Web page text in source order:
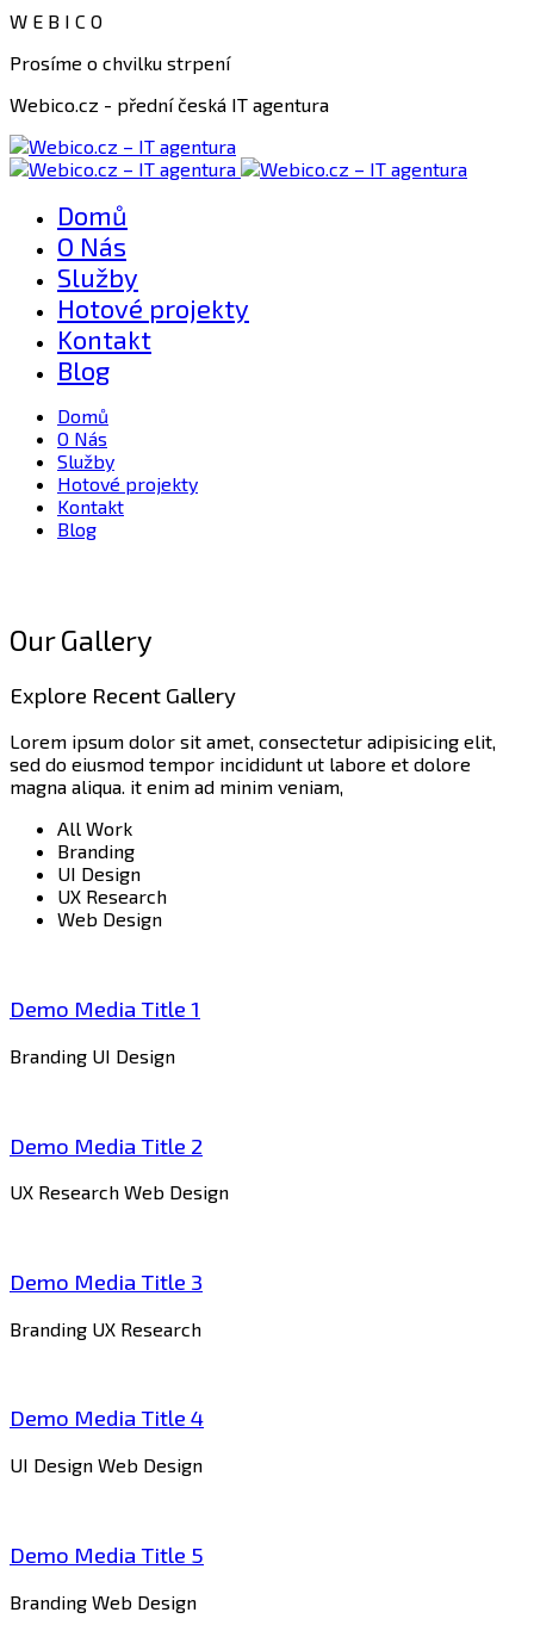
W E B I C O
Prosíme o chvilku strpení
Webico.cz - přední česká IT agentura
Domů
O Nás
Služby
Hotové projekty
Kontakt
Blog
Domů
O Nás
Služby
Hotové projekty
Kontakt
Blog
Our Gallery
Explore Recent Gallery
Lorem ipsum dolor sit amet, consectetur adipisicing elit,
sed do eiusmod tempor incididunt ut labore et dolore
magna aliqua. it enim ad minim veniam,
All Work
Branding
UI Design
UX Research
Web Design
Demo Media Title 1
Branding UI Design
Demo Media Title 2
UX Research Web Design
Demo Media Title 3
Branding UX Research
Demo Media Title 4
UI Design Web Design
Demo Media Title 5
Branding Web Design